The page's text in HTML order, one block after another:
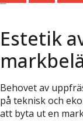
Estetik
Behovet av
på teknisk och
att byta ut en